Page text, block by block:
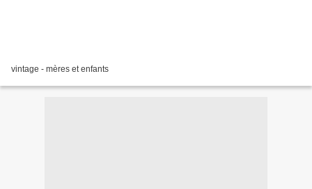
vintage - mères et enfants